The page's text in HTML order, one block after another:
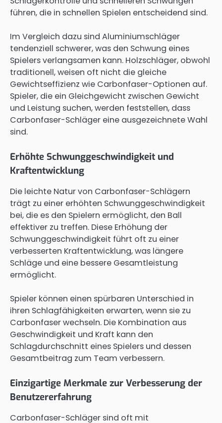
führen, die in schnellen Spielen entscheidend sind.
Im Vergleich dazu sind Aluminiumschläger
tendenziell schwerer, was den Schwung eines
Spielers verlangsamen kann. Holzschläger, obwohl
traditionell, weisen oft nicht die gleiche
Gewichtseffizienz wie Carbonfaser-Optionen auf.
Spieler, die ein Gleichgewicht zwischen Gewicht
und Leistung suchen, werden feststellen, dass
Carbonfaser-Schläger eine ausgezeichnete Wahl
sind.
Erhöhte Schwunggeschwindigkeit und
Kraftentwicklung
Die leichte Natur von Carbonfaser-Schlägern
trägt zu einer erhöhten Schwunggeschwindigkeit
bei, die es den Spielern ermöglicht, den Ball
effektiver zu treffen. Diese Erhöhung der
Schwunggeschwindigkeit führt oft zu einer
verbesserten Kraftentwicklung, was längere
Schläge und eine bessere Gesamtleistung
ermöglicht.
Spieler können einen spürbaren Unterschied in
ihren Schlagfähigkeiten erwarten, wenn sie zu
Carbonfaser wechseln. Die Kombination aus
Geschwindigkeit und Kraft kann den
Schlagdurchschnitt eines Spielers und dessen
Gesamtbeitrag zum Team verbessern.
Einzigartige Merkmale zur Verbesserung der
Benutzererfahrung
Carbonfaser-Schläger sind oft mit